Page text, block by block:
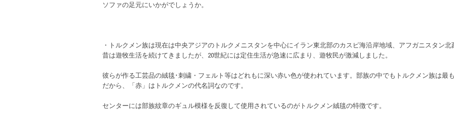
ソファの足元にいかがでしょうか。
・トルクメン族は現在は中央アジアのトルクメニスタンを中心にイラン東北部のカスピ海沿岸地域、アフガニスタン北
昔は遊牧生活を続けてきましたが、20世紀には定住生活が急速に広まり、遊牧民が激減しました。
彼らが作る工芸品の絨毯･刺繍・フェルト等はどれもに深い赤い色が使われています。部族の中でもトルクメン族は最
だから、「赤」はトルクメンの代名詞なのです。
センターには部族紋章のギュル模様を反復して使用されているのがトルクメン絨毯の特徴です。